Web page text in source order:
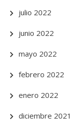
julio 2022
junio 2022
mayo 2022
febrero 2022
enero 2022
diciembre 2021